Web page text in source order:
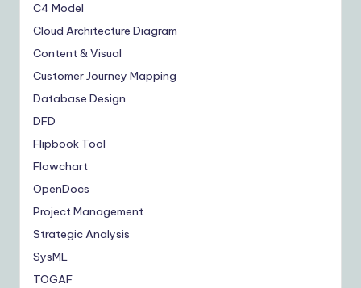
C4 Model
Cloud Architecture Diagram
Content & Visual
Customer Journey Mapping
Database Design
DFD
Flipbook Tool
Flowchart
OpenDocs
Project Management
Strategic Analysis
SysML
TOGAF